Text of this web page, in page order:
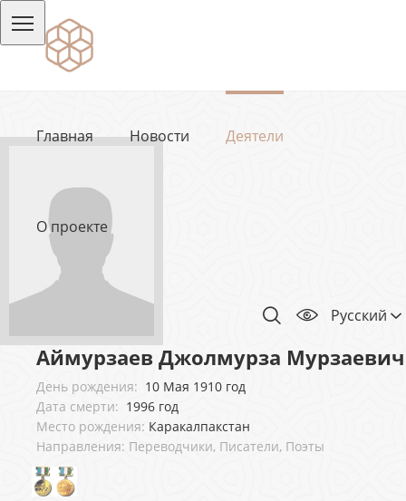
Главная Новости Деятели
О проекте
Русский
Аймурзаев Джолмурза Мурзаевич
День рождения: 10 Мая 1910 год
Дата смерти: 1996 год
Место рождения: Каракалпакстан
Направления: Переводчики, Писатели, Поэты